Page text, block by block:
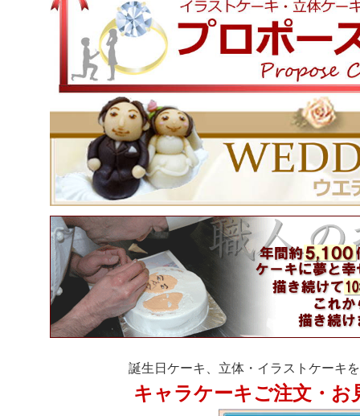
誕生日ケーキ、立体・イラストケーキ
キャラケーキご注文・お